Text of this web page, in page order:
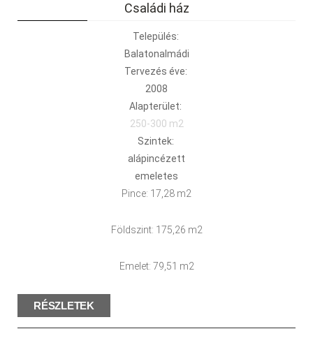
Családi ház
Település:
Balatonalmádi
Tervezés éve:
2008
Alapterület:
250-300 m2
Szintek:
alápincézett
emeletes
Pince: 17,28 m2
Földszint: 175,26 m2
Emelet: 79,51 m2
RÉSZLETEK